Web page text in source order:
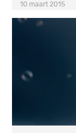
10 maart 2015